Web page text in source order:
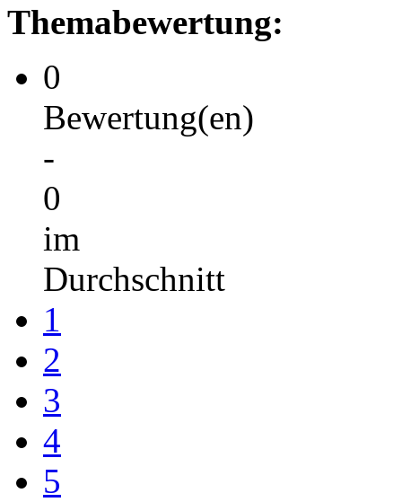
Themabewertung:
0
Bewertung(en)
-
0
im
Durchschnitt
1
2
3
4
5